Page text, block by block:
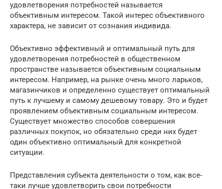
удовлетворения потребностей называется
объективным интересом. Такой интерес объективного
характера, не зависит от сознания индивида.
Объективно эффективный и оптимальный путь для
удовлетворения потребностей в общественном
пространстве называется объективным социальным
интересом. Например, на рынке очень много ларьков,
магазинчиков и определенно существует оптимальный
путь к лучшему и самому дешевому товару. Это и будет
проявлением объективным социальным интересом.
Существует множество способов совершения
различных покупок, но обязательно среди них будет
один объективно оптимальный для конкретной
ситуации.
Представления субъекта деятельности о том, как все-
таки лучше удовлетворить свои потребности